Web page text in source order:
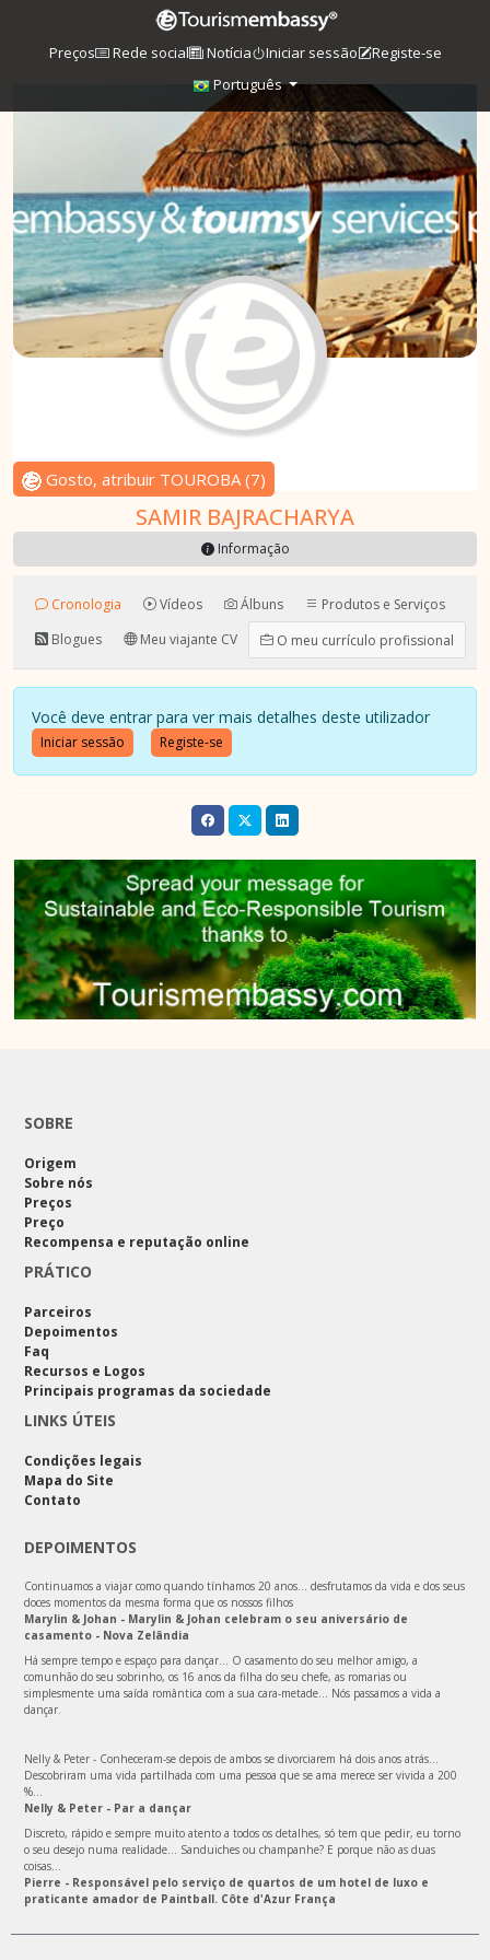
Preços Rede social Notícia Iniciar sessão
Registe-se
Português
Gosto, atribuir TOUROBA(7)
SAMIR BAJRACHARYA
Informação
Cronologia Vídeos Álbuns
Produtos e Serviços
Blogues
Meu viajante CV O meu currículo profissional
Você deve entrar para ver mais detalhes deste utilizador
Iniciar sessão Registe-se
SOBRE
Origem
Sobre nós
Preços
Preço
Recompensa e reputação online
PRÁTICO
Parceiros
Depoimentos
Faq
Recursos e Logos
Principais programas da sociedade
LINKS ÚTEIS
Condições legais
Mapa do Site
Contato
DEPOIMENTOS
Continuamos a viajar como quando tínhamos 20 anos… desfrutamos da vida e dos seus
doces momentos da mesma forma que os nossos filhos
Marylin & Johan - Marylin & Johan celebram o seu aniversário de
casamento - Nova Zelândia
Há sempre tempo e espaço para dançar... O casamento do seu melhor amigo, a
comunhão do seu sobrinho, os 16 anos da filha do seu chefe, as romarias ou
simplesmente uma saída romântica com a sua cara-metade... Nós passamos a vida a
dançar.
Nelly & Peter - Conheceram-se depois de ambos se divorciarem há dois anos atrás...
Descobriram uma vida partilhada com uma pessoa que se ama merece ser vivida a 200
%...
Nelly & Peter - Par a dançar
Discreto, rápido e sempre muito atento a todos os detalhes, só tem que pedir, eu torno
o seu desejo numa realidade… Sanduiches ou champanhe? E porque não as duas
coisas…
Pierre - Responsável pelo serviço de quartos de um hotel de luxo e
praticante amador de Paintball. Côte d'Azur França